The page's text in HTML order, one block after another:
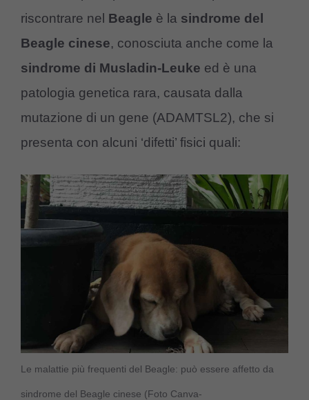
riscontrare nel Beagle è la sindrome del
Beagle cinese, conosciuta anche come la
sindrome di Musladin-Leuke ed è una
patologia genetica rara, causata dalla
mutazione di un gene (ADAMTSL2), che si
presenta con alcuni ‘difetti’ fisici quali:
Le malattie più frequenti del Beagle: può essere affetto da
sindrome del Beagle cinese (Foto Canva-